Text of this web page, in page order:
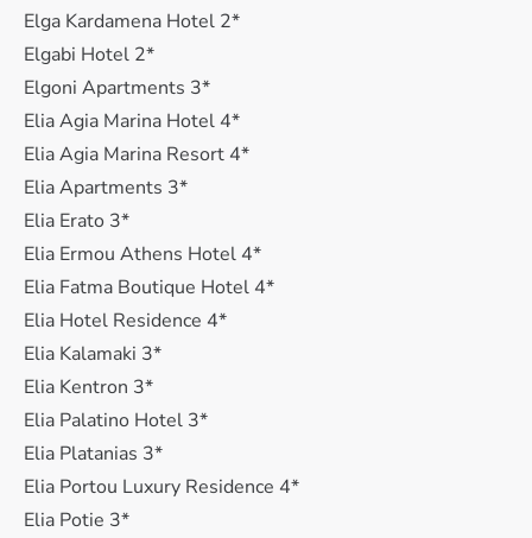
Elga Kardamena Hotel 2*
Elgabi Hotel 2*
Elgoni Apartments 3*
Elia Agia Marina Hotel 4*
Elia Agia Marina Resort 4*
Elia Apartments 3*
Elia Erato 3*
Elia Ermou Athens Hotel 4*
Elia Fatma Boutique Hotel 4*
Elia Hotel Residence 4*
Elia Kalamaki 3*
Elia Kentron 3*
Elia Palatino Hotel 3*
Elia Platanias 3*
Elia Portou Luxury Residence 4*
Elia Potie 3*